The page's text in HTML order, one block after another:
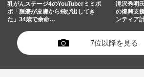
乳がんステージ4のYouTuberミミポ
ポ「腫瘍が皮膚から飛び出してき
た」34歳で余命…
滝沢秀明
の復興支
ンティア
7位以降を見る